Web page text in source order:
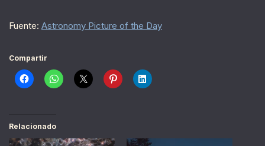
Fuente: Astronomy Picture of the Day
Compartir
Relacionado